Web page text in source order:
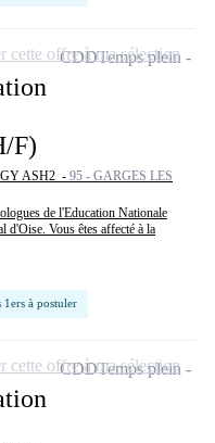
F)
ASH2 - 95 - GARGES LES
de l'Education Nationale
d'Oise. Vous êtes affecté à la
1ers à postuler
CDDTemps plein
cette offre à ma sélection
CDDTemps plein
cette offre à ma sélection